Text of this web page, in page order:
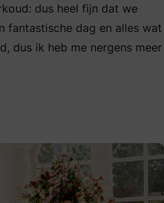
dus heel fijn dat we
fantastische dag en alles wat
dus ik heb me nergens meer